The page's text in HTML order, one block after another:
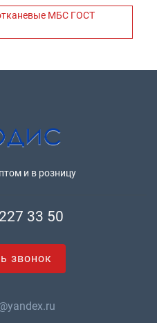
МБС ГОСТ
и в розницу
33 50
звонок